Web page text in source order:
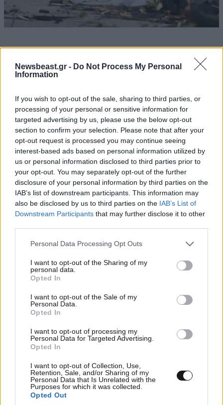
Newsbeast.gr - Do Not Process My Personal
Information
If you wish to opt-out of the sale, sharing to third parties, or
processing of your personal or sensitive information for
targeted advertising by us, please use the below opt-out
section to confirm your selection. Please note that after your
opt-out request is processed you may continue seeing
interest-based ads based on personal information utilized by
us or personal information disclosed to third parties prior to
your opt-out. You may separately opt-out of the further
disclosure of your personal information by third parties on the
IAB’s list of downstream participants. This information may
also be disclosed by us to third parties on the IAB’s List of
Downstream Participants that may further disclose it to other
Please note that this website/app uses one or more Google
not limited to your visit or usage behaviour. You may click to
grant or deny consent to Google and its third-party tags to
use your data for below specified purposes in below Google
consent section.
Personal Data Processing Opt Outs
I want to opt-out of the Sharing of my
personal data.
Opted In
I want to opt-out of the Sale of my
Personal Data.
Opted In
I want to opt-out of processing my
Personal Data for Targeted Advertising.
Opted In
I want to opt-out of Collection, Use,
Retention, Sale, and/or Sharing of my
Personal Data that Is Unrelated with the
Purposes for which it was collected.
Opted Out
ΑκολουθήστετοNewsbeastστο Viber και
ΠΕΡΙΣΣΟΤΕΡΑ ΑΠΟ ΤΟΝ ΚΟΣΜΟ